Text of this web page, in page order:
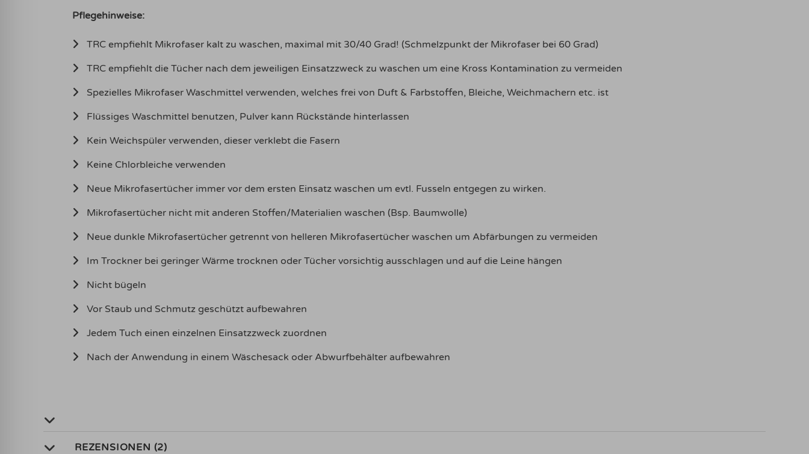
Pflegehinweise:
TRC empfiehlt Mikrofaser kalt zu waschen, maximal mit 30/40 Grad! (Schmelzpunkt der Mikrofaser bei 60 Grad)
TRC empfiehlt die Tücher nach dem jeweiligen Einsatzzweck zu waschen um eine Kross Kontamination zu vermeiden
Spezielles Mikrofaser Waschmittel verwenden, welches frei von Duft & Farbstoffen, Bleiche, Weichmachern etc. ist
Flüssiges Waschmittel benutzen, Pulver kann Rückstände hinterlassen
Kein Weichspüler verwenden, dieser verklebt die Fasern
Keine Chlorbleiche verwenden
Neue Mikrofasertücher immer vor dem ersten Einsatz waschen um evtl. Fusseln entgegen zu wirken.
Mikrofasertücher nicht mit anderen Stoffen/Materialien waschen (Bsp. Baumwolle)
Neue dunkle Mikrofasertücher getrennt von helleren Mikrofasertücher waschen um Abfärbungen zu vermeiden
Im Trockner bei geringer Wärme trocknen oder Tücher vorsichtig ausschlagen und auf die Leine hängen
Nicht bügeln
Vor Staub und Schmutz geschützt aufbewahren
Jedem Tuch einen einzelnen Einsatzzweck zuordnen
Nach der Anwendung in einem Wäschesack oder Abwurfbehälter aufbewahren
REZENSIONEN (2)